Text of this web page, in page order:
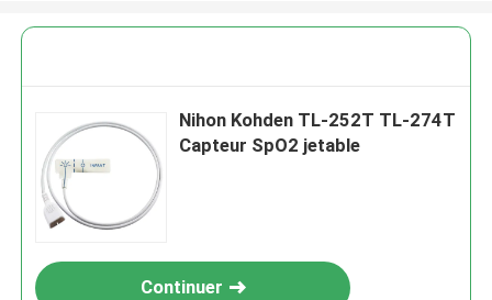
Nihon Kohden TL-252T TL-274T
Capteur SpO2 jetable
Continuer